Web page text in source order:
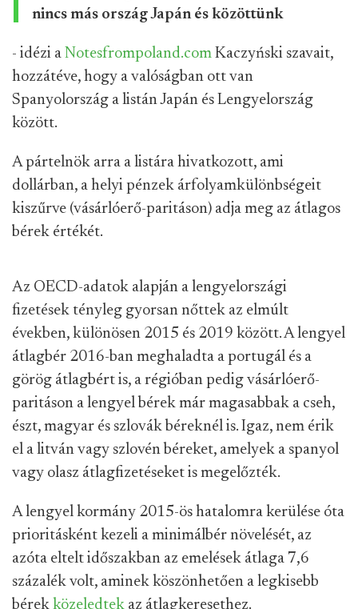
nincs más ország Japán és közöttünk
- idézi a Notesfrompoland.com Kaczyński szavait,
hozzátéve, hogy a valóságban ott van
Spanyolország a listán Japán és Lengyelország
között.
A pártelnök arra a listára hivatkozott, ami
dollárban, a helyi pénzek árfolyamkülönbségeit
kiszűrve (vásárlóerő-paritáson) adja meg az átlagos
bérek értékét.
Az OECD-adatok alapján a lengyelországi
fizetések tényleg gyorsan nőttek az elmúlt
években, különösen 2015 és 2019 között. A lengyel
átlagbér 2016-ban meghaladta a portugál és a
görög átlagbért is, a régióban pedig vásárlóerő-
paritáson a lengyel bérek már magasabbak a cseh,
észt, magyar és szlovák béreknél is. Igaz, nem érik
el a litván vagy szlovén béreket, amelyek a spanyol
vagy olasz átlagfizetéseket is megelőzték.
A lengyel kormány 2015-ös hatalomra kerülése óta
prioritásként kezeli a minimálbér növelését, az
azóta eltelt időszakban az emelések átlaga 7,6
százalék volt, aminek köszönhetően a legkisebb
bérek közeledtek az átlagkeresethez.